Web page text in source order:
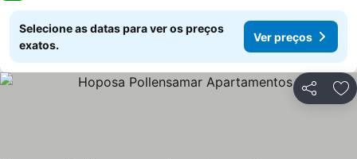
Selecione as datas para ver os preços
exatos.
Ver preços
Partilhar